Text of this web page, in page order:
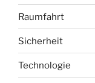
Raumfahrt
Sicherheit
Technologie